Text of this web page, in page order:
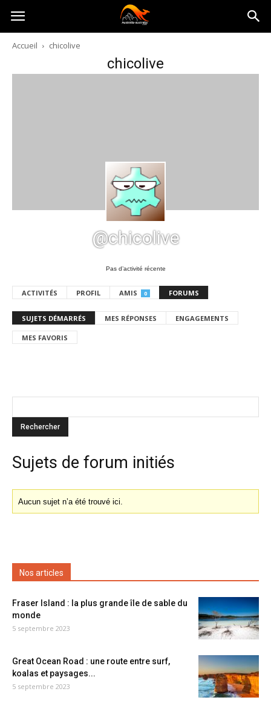
Australia-
australie.com
Accueil chicolive
chicolive
@chicolive
Pas d’activité récente
ACTIVITÉS PROFIL AMIS 0 FORUMS
SUJETS DÉMARRÉS MES RÉPONSES ENGAGEMENTS
MES FAVORIS
Sujets de forum initiés
Aucun sujet n’a été trouvé ici.
Nos articles
Fraser Island : la plus grande île de sable du
monde
5 septembre 2023
Great Ocean Road : une route entre surf,
koalas et paysages...
5 septembre 2023